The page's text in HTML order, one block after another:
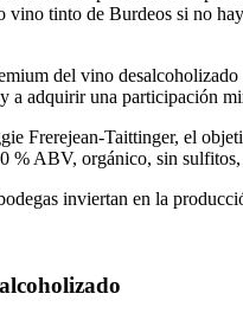
vino tinto de Burdeos si no
del vino
a adquirir una participación
Frerejean-Taittinger, el
% ABV, orgánico, sin
inviertan en la